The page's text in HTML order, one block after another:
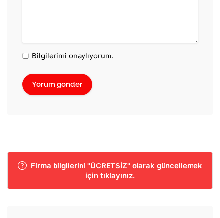
Bilgilerimi onaylıyorum.
Firma bilgilerini "ÜCRETSİZ" olarak güncellemek
için tıklayınız.